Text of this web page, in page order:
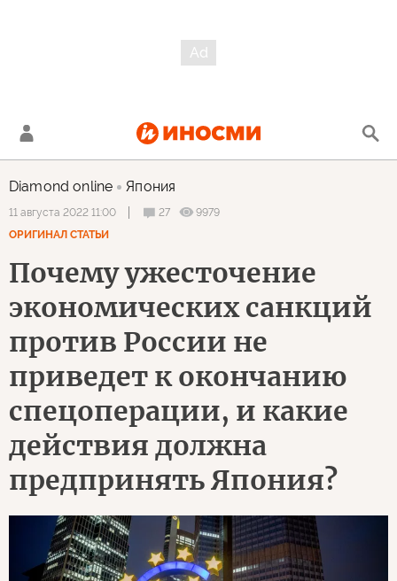
Diamond online Япония
11 августа 2022 11:00 27
9979
ОРИГИНАЛ СТАТЬИ
Почему ужесточение
экономических санкций
против России не
приведет к окончанию
спецоперации, и какие
действия должна
предпринять Япония?